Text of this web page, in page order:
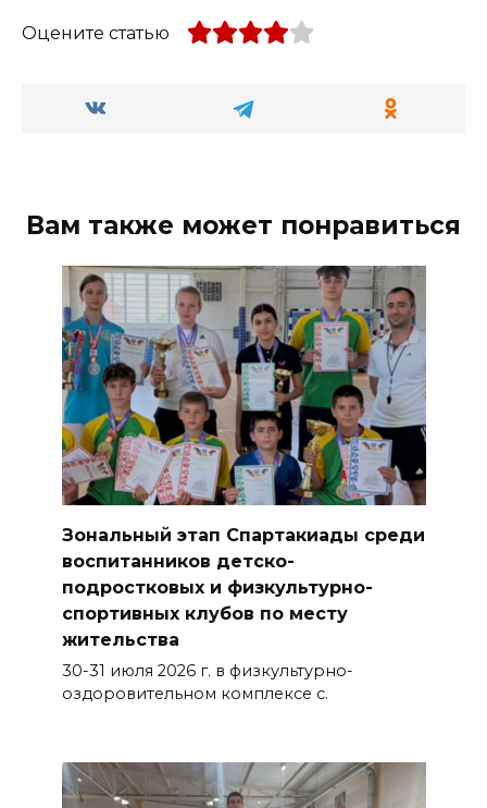
Оцените статью
Вам также может понравиться
Зональный этап Спартакиады среди
воспитанников детско-
подростковых и физкультурно-
спортивных клубов по месту
жительства
30-31 июля 2026 г. в физкультурно-
оздоровительном комплексе с.